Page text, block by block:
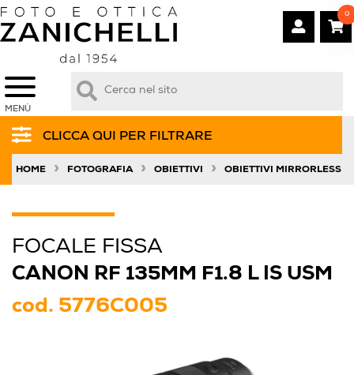
MENÙ
0
CLICCA QUI PER FILTRARE
HOME » FOTOGRAFIA » OBIETTIVI » OBIETTIVI MIRRORLESS
FOCALE FISSA
CANON RF 135MM F1.8 L IS USM
cod. 5776C005